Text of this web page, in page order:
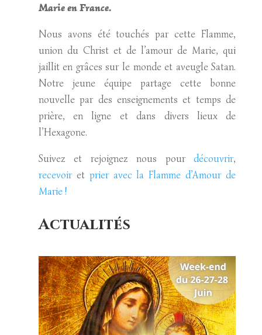
Marie en France.
Nous avons été touchés par cette Flamme,
union du Christ et de l’amour de Marie, qui
jaillit en grâces sur le monde et aveugle Satan.
Notre jeune équipe partage cette bonne
nouvelle par des enseignements et temps de
prière, en ligne et dans divers lieux de
l’Hexagone.
Suivez et rejoignez nous pourdécouvrir,
recevoiret prier avec la Flamme d’Amour de
Marie !
Actualités